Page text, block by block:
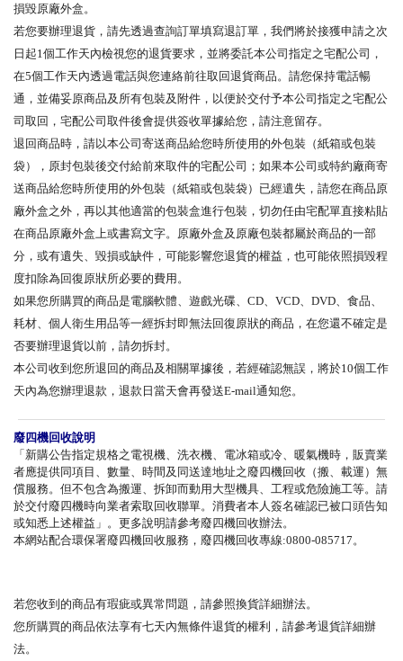
損毀原廠外盒。
若您要辦理退貨，請先透過查詢訂單填寫退訂單，我們將於接獲申請之次
日起1個工作天內檢視您的退貨要求，並將委託本公司指定之宅配公司，
在5個工作天內透過電話與您連絡前往取回退貨商品。請您保持電話暢
通，並備妥原商品及所有包裝及附件，以便於交付予本公司指定之宅配公
司取回，宅配公司取件後會提供簽收單據給您，請注意留存。
退回商品時，請以本公司寄送商品給您時所使用的外包裝（紙箱或包裝
袋），原封包裝後交付給前來取件的宅配公司；如果本公司或特約廠商寄
送商品給您時所使用的外包裝（紙箱或包裝袋）已經遺失，請您在商品原
廠外盒之外，再以其他適當的包裝盒進行包裝，切勿任由宅配單直接粘貼
在商品原廠外盒上或書寫文字。原廠外盒及原廠包裝都屬於商品的一部
分，或有遺失、毀損或缺件，可能影響您退貨的權益，也可能依照損毀程
度扣除為回復原狀所必要的費用。
如果您所購買的商品是電腦軟體、遊戲光碟、CD、VCD、DVD、食品、
耗材、個人衛生用品等一經拆封即無法回復原狀的商品，在您還不確定是
否要辦理退貨以前，請勿拆封。
本公司收到您所退回的商品及相關單據後，若經確認無誤，將於10個工作
天內為您辦理退款，退款日當天會再發送E-mail通知您。
廢四機回收說明
「新購公告指定規格之電視機、洗衣機、電冰箱或冷、暖氣機時，販賣業
者應提供同項目、數量、時間及同送達地址之廢四機回收（搬、載運）無
償服務。但不包含為搬運、拆卸而動用大型機具、工程或危險施工等。請
於交付廢四機時向業者索取回收聯單。消費者本人簽名確認已被口頭告知
或知悉上述權益」。更多說明請參考廢四機回收辦法。
本網站配合環保署廢四機回收服務，廢四機回收專線:0800-085717。
若您收到的商品有瑕疵或異常問題，請參照換貨詳細辦法。
您所購買的商品依法享有七天內無條件退貨的權利，請參考退貨詳細辦
法。